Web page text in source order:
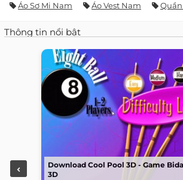
Áo Sơ Mi Nam Áo Vest Nam
Thông tin nổi bật
Download Cool Pool 3D - Game
3D